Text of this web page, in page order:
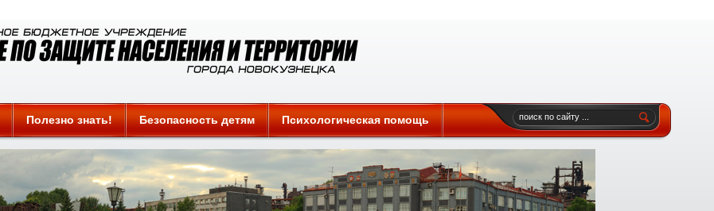
Полезно знать! Безопасность детям Психологическая помощь